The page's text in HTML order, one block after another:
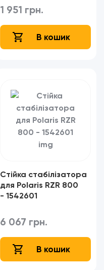
1 951 грн.
В кошик
Стійка стабілізатора
для Polaris RZR 800
- 1542601
6 067 грн.
В кошик